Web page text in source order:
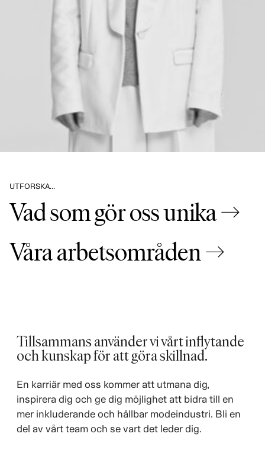
UTFORSKA…
Vad som gör oss unika →
Våra arbetsområden →
Tillsammans använder vi vårt inflytande
och kunskap för att göra skillnad. ​
En karriär med oss kommer att utmana dig,
inspirera dig och ge dig möjlighet att bidra till en
mer inkluderande och hållbar modeindustri. Bli en
del av vårt team och se vart det leder dig.